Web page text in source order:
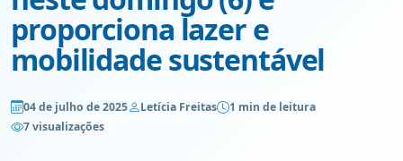
proporciona lazer e
mobilidade sustentável
04 de julho de 2025 Letícia Freitas
1 min de leitura
7 visualizações